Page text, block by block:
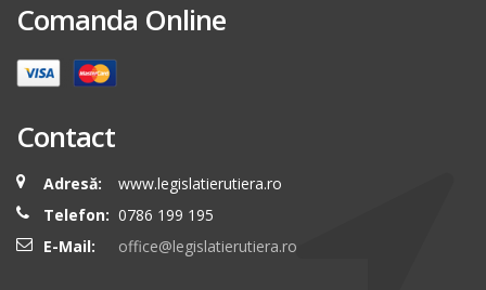
Comanda Online
Contact
Adresă:
www.legislatierutiera.ro
Telefon: 0786 199 195
E-Mail:
office@legislatierutiera.ro